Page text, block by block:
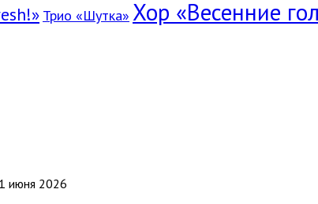
Трио «Шутка» Хор «Весенние
1 июня 2026